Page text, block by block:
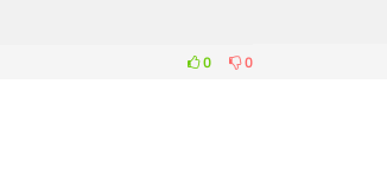
0 0